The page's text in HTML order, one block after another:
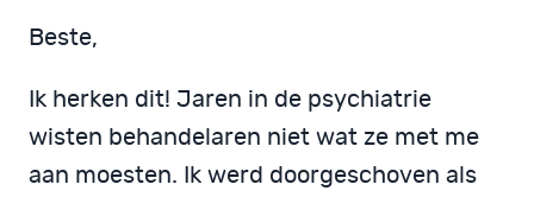
Beste,
Ik herken dit! Jaren in de psychiatrie
wisten behandelaren niet wat ze met me
aan moesten. Ik werd doorgeschoven als